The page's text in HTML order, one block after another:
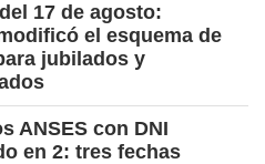
17 de agosto:
el esquema de
jubilados y
ANSES con DNI
en 2: tres fechas